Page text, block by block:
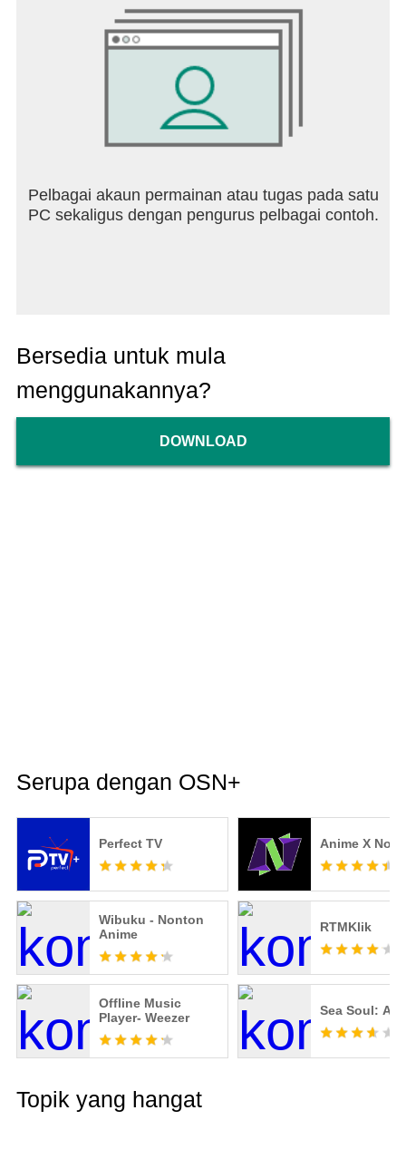
Pelbagai akaun permainan atau tugas pada satu
PC sekaligus dengan pengurus pelbagai contoh.
Bersedia untuk mula
menggunakannya?
DOWNLOAD
Serupa dengan OSN+
Perfect TV Anime X
Wibuku - Nonton
Anime
RTMKlik
Offline Music
Player- Weezer
Sea Soul: AI
Topik yang hangat